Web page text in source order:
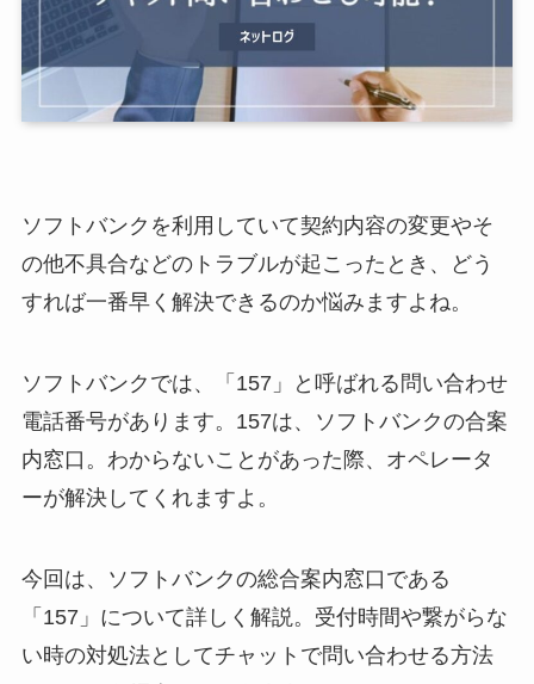
ソフトバンクを利用していて契約内容の変更やそ
の他不具合などのトラブルが起こったとき、どう
すれば一番早く解決できるのか悩みますよね。
ソフトバンクでは、「157」と呼ばれる問い合わせ
電話番号があります。157は、ソフトバンクの合案
内窓口。わからないことがあった際、オペレータ
ーが解決してくれますよ。
今回は、ソフトバンクの総合案内窓口である
「157」について詳しく解説。受付時間や繋がらな
い時の対処法としてチャットで問い合わせる方法